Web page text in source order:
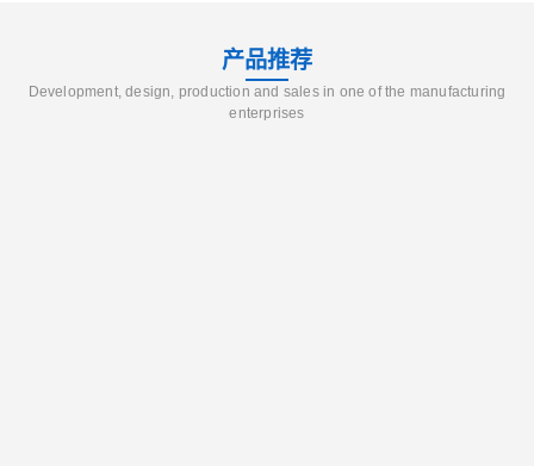
产品推荐
Development, design, production and sales in one of the manufacturing
enterprises